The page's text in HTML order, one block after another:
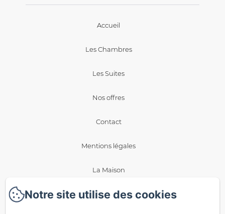
Accueil
Les Chambres
Les Suites
Nos offres
Contact
Mentions légales
La Maison
Blog
Notre site utilise des cookies